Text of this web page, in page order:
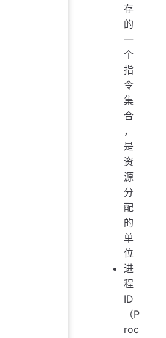
存
的
一
个
指
令
集
合
，
是
资
源
分
配
的
单
位
进
程
ID
（P
roc